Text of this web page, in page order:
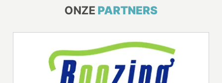
ONZE PARTNERS